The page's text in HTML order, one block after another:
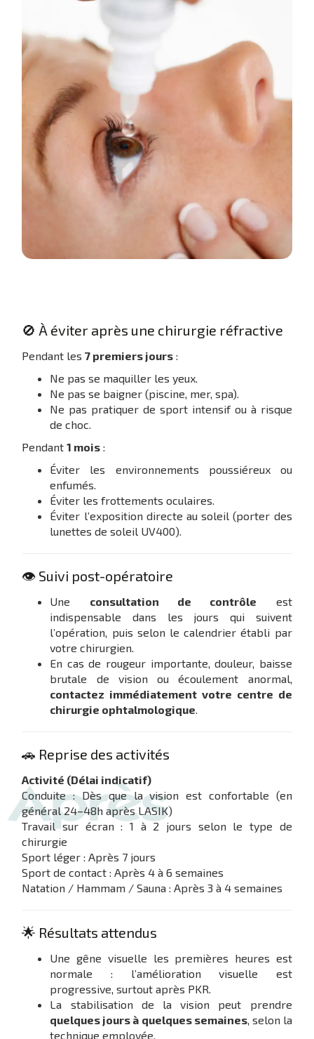
🚫 À éviter après une chirurgie réfractive
Pendant les7 premiers jours :
Ne pas se maquiller les yeux.
Ne pas se baigner (piscine, mer, spa).
Ne pas pratiquer de sport intensif ou à risque
de choc.
Pendant1 mois :
Éviter les environnements poussiéreux ou
enfumés.
Éviter les frottements oculaires.
Éviter l’exposition directe au soleil (porter des
lunettes de soleil UV400).
👁️ Suivi post-opératoire
Une consultation de contrôle est
indispensable dans les jours qui suivent
l’opération, puis selon le calendrier établi par
votre chirurgien.
En cas de rougeur importante, douleur, baisse
brutale de vision ou écoulement anormal,
contactez immédiatement votre centre de
chirurgie ophtalmologique.
🚗 Reprise des activités
Activité (Délai indicatif)
Conduite : Dès que la vision est confortable (en
général 24–48h après LASIK)
Travail sur écran : 1 à 2 jours selon le type de
chirurgie
Sport léger : Après 7 jours
Sport de contact : Après 4 à 6 semaines
Natation / Hammam / Sauna : Après 3 à 4 semaines
🌟 Résultats attendus
Une gêne visuelle les premières heures est
normale : l’amélioration visuelle est
progressive, surtout après PKR.
La stabilisation de la vision peut prendre
quelques jours à quelques semaines, selon la
technique employée.